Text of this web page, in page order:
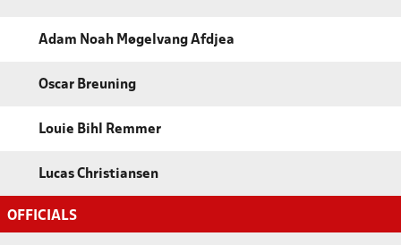
Adam Noah Møgelvang Afdjea
Oscar Breuning
Louie Bihl Remmer
Lucas Christiansen
OFFICIALS